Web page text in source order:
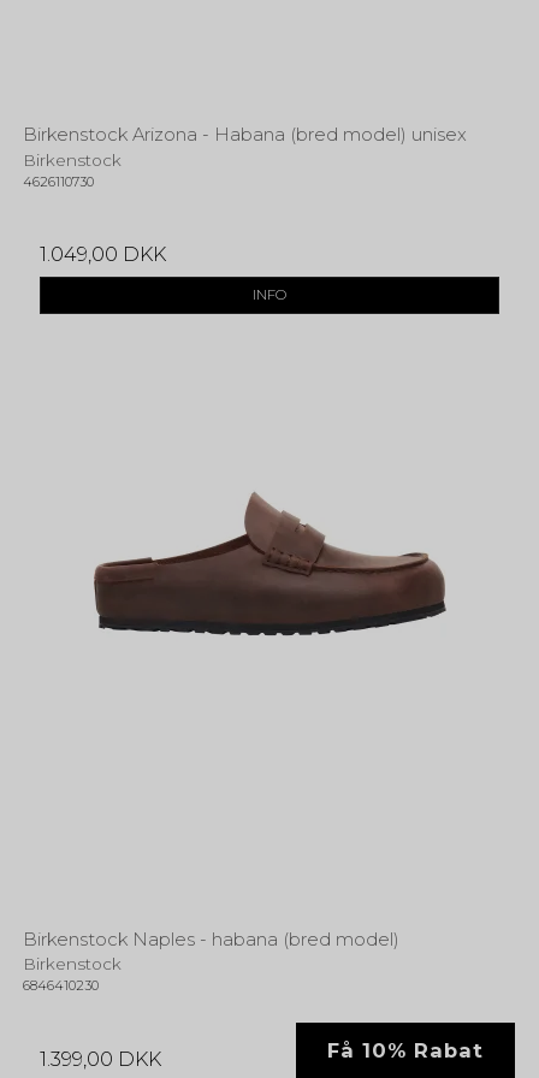
Birkenstock Arizona - Habana (bred model) unisex
Birkenstock
4626110730
1.049,00 DKK
INFO
Birkenstock Naples - habana (bred model)
Birkenstock
6846410230
1.399,00 DKK Få 10% Rabat